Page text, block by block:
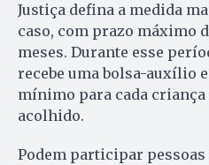
Justiça defina a medida
caso, com prazo máximo
meses. Durante esse
recebe uma bolsa-auxílio
mínimo para cada criança
acolhido.
Podem participar pessoas